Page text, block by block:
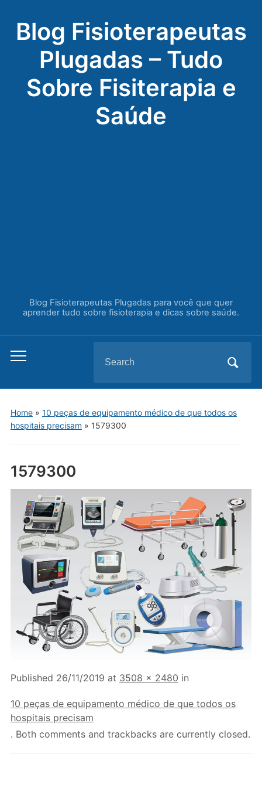
Blog Fisioterapeutas
Plugadas – Tudo
Sobre Fisiterapia e
Saúde
Blog Fisioterapeutas Plugadas para você que quer
aprender tudo sobre fisioterapia e dicas sobre saúde.
Toggle
menu
for:
Home» 10 peças de equipamento médico de que todos os
hospitais precisam » 1579300
1579300
Published 26/11/2019 at 3508 × 2480 in
10 peças de equipamento médico de que todos os
hospitais precisam
. Both comments and trackbacks are currently closed.